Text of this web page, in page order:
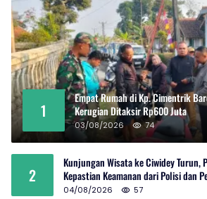
1
Empat Rumah di Kp. Cimentrik
Kerugian Ditaksir Rp600 Juta
03/08/2026 74
2
Kunjungan Wisata ke Ciwidey Turun,
Kepastian Keamanan dari Polisi dan
04/08/2026 57